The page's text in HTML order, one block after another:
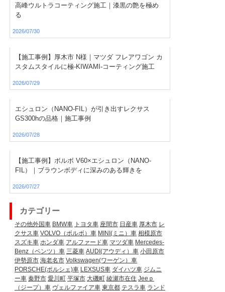
高峰ウルトラコーティング施工｜漆黒の艶を極め
る
2026/07/30
【施工事例】厚木市 N様｜マツダ フレアワゴン カ
スタムスタイルに極-KIWAMI-コーティング施工
2026/07/29
エシュロン（NANO-FIL）が引き出すレクサス
GS300hの品格｜施工事例
2026/07/28
【施工事例】ボルボ V60×エシュロン（NANO-
FIL）｜ブラウンボディに深みのある輝きを
2026/07/27
カテゴリー
その他外国車 BMW車 トヨタ車 座間市 日産車 厚木市 レ
クサス車 VOLVO（ボルボ）車 MINI(ミニ）車 相模原市
スズキ車 ホンダ車 アルファード車 マツダ車 Mercedes-
Benz（ベンツ）車 三菱車 AUDI(アウディ）車 小田原市
伊勢原市 海老名市 Volkswagen(ワーゲン）車
PORSCHE(ポルシェ)車 LEXSUS車 ダイハツ車 ジムニ
ー車 秦野市 愛川町 平塚市 大磯町 綾瀬市在住 Jeeｐ
（ジープ）車 ヴェルファイア車 東京都 テスラ車 ランド